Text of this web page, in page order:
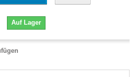
Auf Lager